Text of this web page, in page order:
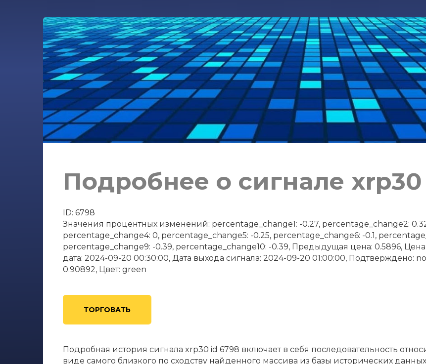
Подробнее о сигнале
ID: 6798
Значения процентных изменений: percentage_change1: -0.27, percentage_change2:
percentage_change4: 0, percentage_change5: -0.25, percentage_change6: -0.1,
percentage_change9: -0.39, percentage_change10: -0.39, Предыдущая цена: 0.5896,
дата: 2024-09-20 00:30:00, Дата выхода сигнала: 2024-09-20 01:00:00, Подтверждено:
0.90892, Цвет: green
ТОРГОВАТЬ
Подробная история сигнала xrp30 id 6798 включает в себя последовательность
виде самого близкого по сходству найденного массива из базы исторических